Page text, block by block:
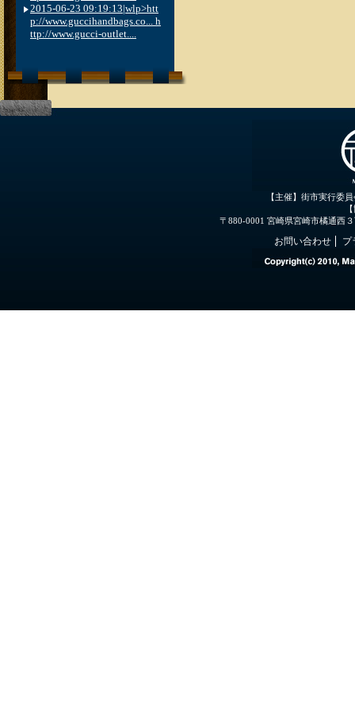
2015-06-23 09:19:13|wlp>htt
p://www.guccihandbags.co... h
ttp://www.gucci-outlet....
【主催】街市実行委
〒880-0001 宮崎県宮崎市橘通西
お問い合わせ プ